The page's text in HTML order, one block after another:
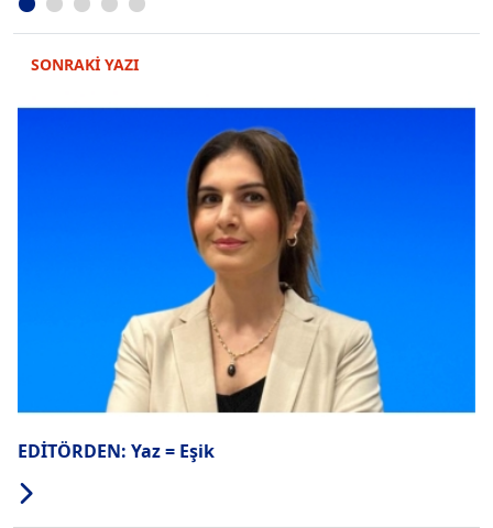
SONRAKİ YAZI
EDİTÖRDEN: Yaz = Eşik